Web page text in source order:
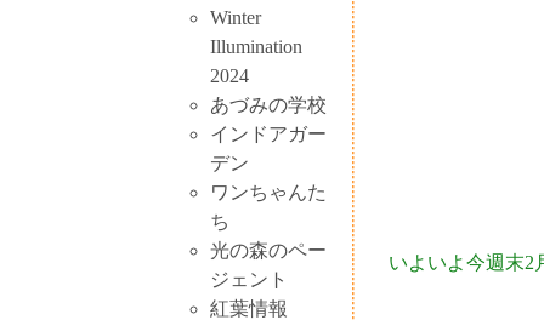
Winter
Illumination
2024
あづみの学校
インドアガー
デン
ワンちゃんた
ち
光の森のペー
ジェント
紅葉情報
いよいよ今週末2